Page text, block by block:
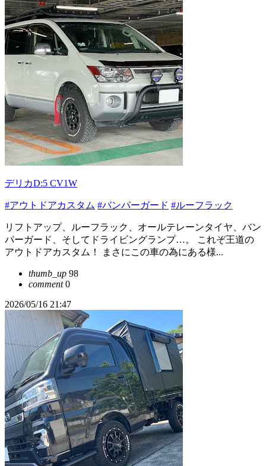
デリカD:5 CV1W
#アウトドアカスタム #バンパーガード #ルーフラック
リフトアップ、ルーフラック、オールテレーンタイヤ、バン
パーガード、そしてドライビングランプ…。 これぞ王道の
アウトドアカスタム！ まさにこの車の為にある様...
thumb_up 98
comment0
2026/05/16 21:47